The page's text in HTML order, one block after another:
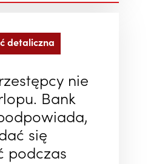
detaliczna
nie
Bank
się
podczas